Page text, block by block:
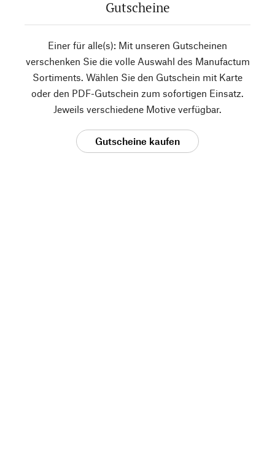
Gutscheine
Einer für alle(s): Mit unseren Gutscheinen
verschenken Sie die volle Auswahl des Manufactum
Sortiments. Wählen Sie den Gutschein mit Karte
oder den PDF-Gutschein zum sofortigen Einsatz.
Jeweils verschiedene Motive verfügbar.
Gutscheine kaufen